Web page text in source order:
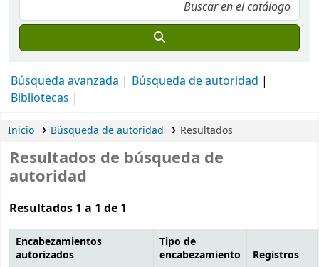
Búsqueda avanzada
Búsqueda de autoridad
Bibliotecas
Inicio Búsqueda de autoridad Resultados
Resultados de búsqueda de
autoridad
Resultados 1 a 1 de 1
Encabezamientos
autorizados
Tipo de
encabezamiento
Registros